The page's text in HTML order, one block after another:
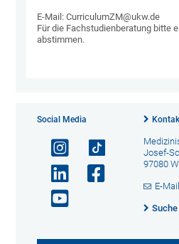
E-Mail: CurriculumZM@ukw.de
Für die Fachstudienberatung bitte
abstimmen.
Social Media
Josef-
97080
E-Mail